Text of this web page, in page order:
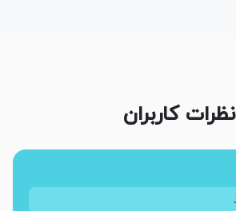
نظرات کاربران